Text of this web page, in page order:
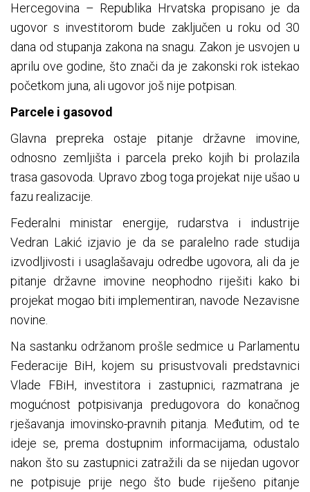
Hercegovina – Republika Hrvatska propisano je da
ugovor s investitorom bude zaključen u roku od 30
dana od stupanja zakona na snagu. Zakon je usvojen u
aprilu ove godine, što znači da je zakonski rok istekao
početkom juna, ali ugovor još nije potpisan.
Parcele i gasovod
Glavna prepreka ostaje pitanje državne imovine,
odnosno zemljišta i parcela preko kojih bi prolazila
trasa gasovoda. Upravo zbog toga projekat nije ušao u
fazu realizacije.
Federalni ministar energije, rudarstva i industrije
Vedran Lakić izjavio je da se paralelno rade studija
izvodljivosti i usaglašavaju odredbe ugovora, ali da je
pitanje državne imovine neophodno riješiti kako bi
projekat mogao biti implementiran, navode Nezavisne
novine.
Na sastanku održanom prošle sedmice u Parlamentu
Federacije BiH, kojem su prisustvovali predstavnici
Vlade FBiH, investitora i zastupnici, razmatrana je
mogućnost potpisivanja predugovora do konačnog
rješavanja imovinsko-pravnih pitanja. Međutim, od te
ideje se, prema dostupnim informacijama, odustalo
nakon što su zastupnici zatražili da se nijedan ugovor
ne potpisuje prije nego što bude riješeno pitanje